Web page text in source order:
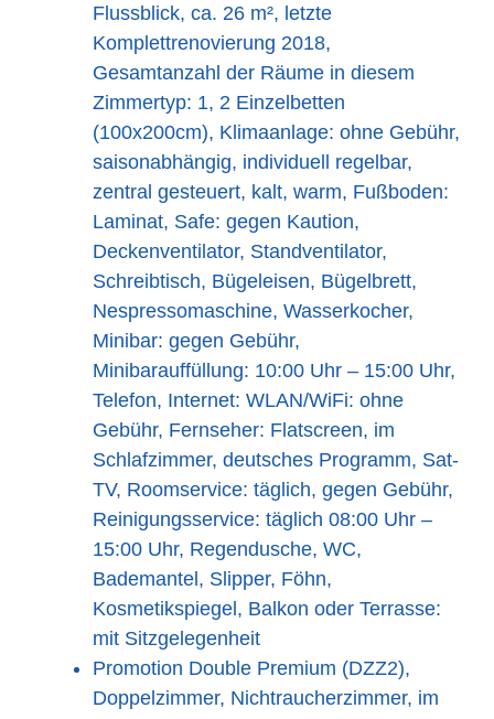
Flussblick, ca. 26 m², letzte
Komplettrenovierung 2018,
Gesamtanzahl der Räume in diesem
Zimmertyp: 1, 2 Einzelbetten
(100x200cm), Klimaanlage: ohne Gebühr,
saisonabhängig, individuell regelbar,
zentral gesteuert, kalt, warm, Fußboden:
Laminat, Safe: gegen Kaution,
Deckenventilator, Standventilator,
Schreibtisch, Bügeleisen, Bügelbrett,
Nespressomaschine, Wasserkocher,
Minibar: gegen Gebühr,
Minibarauffüllung: 10:00 Uhr – 15:00 Uhr,
Telefon, Internet: WLAN/WiFi: ohne
Gebühr, Fernseher: Flatscreen, im
Schlafzimmer, deutsches Programm, Sat-
TV, Roomservice: täglich, gegen Gebühr,
Reinigungsservice: täglich 08:00 Uhr –
15:00 Uhr, Regendusche, WC,
Bademantel, Slipper, Föhn,
Kosmetikspiegel, Balkon oder Terrasse:
mit Sitzgelegenheit
Promotion Double Premium (DZZ2),
Doppelzimmer, Nichtraucherzimmer, im